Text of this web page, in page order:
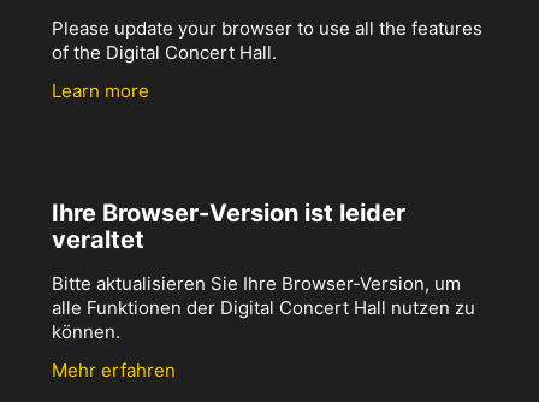
Please update your browser to use all the features
of the Digital Concert Hall.
Learn more
Ihre Browser-Version ist leider
veraltet
Bitte aktualisieren Sie Ihre Browser-Version, um
alle Funktionen der Digital Concert Hall nutzen zu
können.
Mehr erfahren